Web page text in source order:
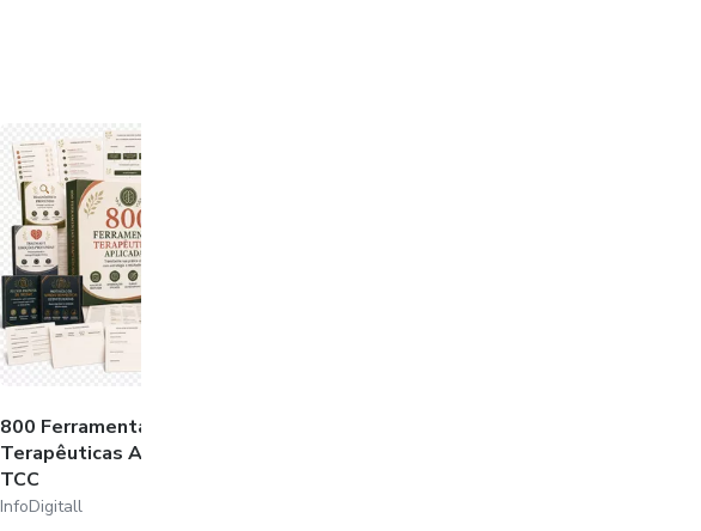
800 Ferramentas
Terapêuticas Aplicadas -
TCC
InfoDigitall